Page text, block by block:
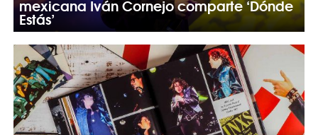
mexicana Iván Cornejo comparte ‘Dónde
Estás’